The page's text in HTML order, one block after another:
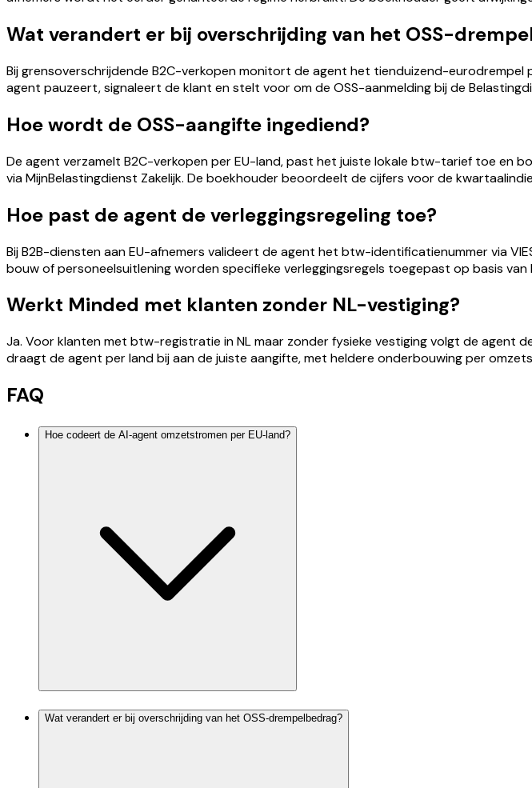
Wat verandert er bij overschrijding van het OSS-
Bij grensoverschrijdende B2C-verkopen monitort de agent het tienduizend-eurodrempel
agent pauzeert, signaleert de klant en stelt voor om de OSS-aanmelding bij de
Hoe wordt de OSS-aangifte ingediend?
De agent verzamelt B2C-verkopen per EU-land, past het juiste lokale btw-tarief toe en
via MijnBelastingdienst Zakelijk. De boekhouder beoordeelt de cijfers voor de
Hoe past de agent de verleggingsregeling toe?
Bij B2B-diensten aan EU-afnemers valideert de agent het btw-identificatienummer via
bouw of personeelsuitlening worden specifieke verleggingsregels toegepast op basis
Werkt Minded met klanten zonder NL-vestiging?
Ja. Voor klanten met btw-registratie in NL maar zonder fysieke vestiging volgt de
draagt de agent per land bij aan de juiste aangifte, met heldere onderbouwing per
FAQ
Hoe codeert de AI-agent omzetstromen per EU-land?
Wat verandert er bij overschrijding van het OSS-drempelbedrag?